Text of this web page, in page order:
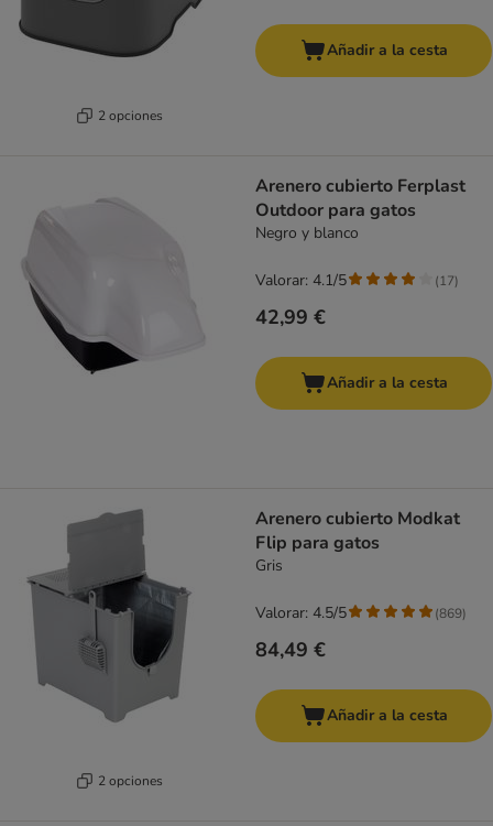
2 opciones
Añadir a la cesta
Arenero cubierto Ferplast
Outdoor para gatos
Negro y blanco
42,99 €
Valorar: 4.1/5 (17)
Añadir a la cesta
2 opciones
Arenero cubierto Modkat
Flip para gatos
Gris
84,49 €
Valorar: 4.5/5 (869)
Añadir a la cesta